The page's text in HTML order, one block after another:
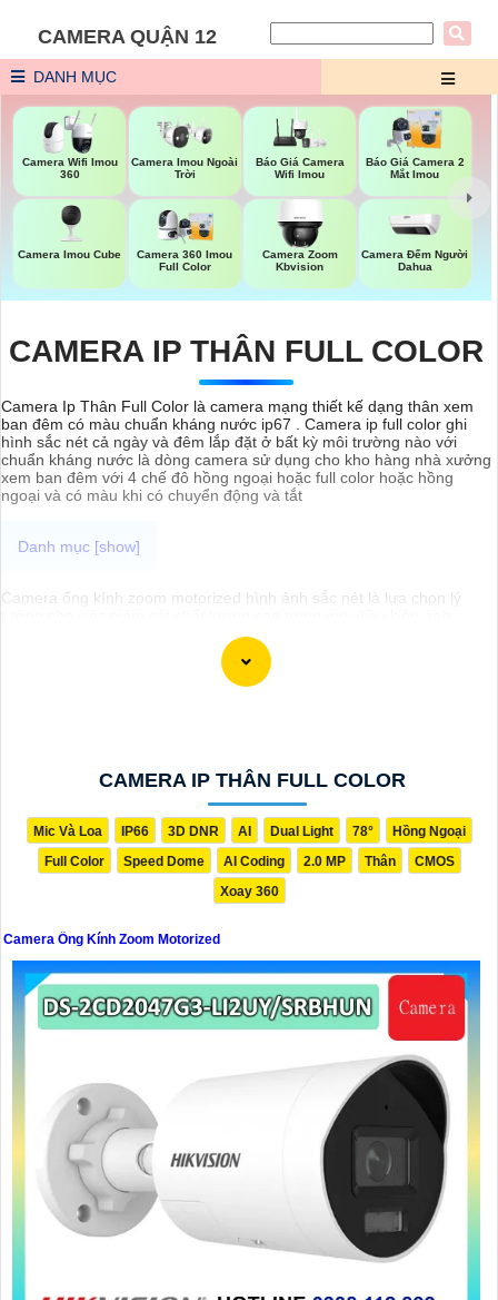
CAMERA QUẬN 12
DANH MỤC
Camera Wifi Imou
360
Camera Imou Ngoài
Trời
Báo Giá Camera
Wifi Imou
Báo Giá Camera 2
Mắt Imou
Camera Imou Cube
Camera 360 Imou
Full Color
Camera Zoom
Kbvision
Camera Đếm Người
Dahua
CAMERA IP THÂN FULL COLOR
Camera Ip Thân Full Color là camera mạng thiết kế dạng thân xem
ban đêm có màu chuẩn kháng nước ip67 . Camera ip full color ghi
hình sắc nét cả ngày và đêm lắp đặt ở bất kỳ môi trường nào với
chuẩn kháng nước là dòng camera sử dụng cho kho hàng nhà xưởng
xem ban đêm với 4 chế đô hồng ngoại hoặc full color hoặc hồng
ngoại và có màu khi có chuyển động và tắt
Camera ống kính zoom motorized hình ảnh sắc nét là lựa chọn lý
sáng. Với chức năng zoom motorized, bạn có thể điều chỉnh tiêu cự
của ống kính một cách linh hoạt và dễ dàng từ xa, giúp quan sát các
vị trí xa gần một cách chính xác và rõ ràng. Hình ảnh từ camera này
sắc nét và chi tiết, giúp bạn dễ dàng nhận diện và phân biệt chi tiết
CAMERA IP THÂN FULL COLOR
Mic Và Loa IP66 3D DNR AI Dual Light 78°
Hồng Ngoại
Full Color
Speed Dome AI Coding 2.0 MP Thân
CMOS
Xoay 360
Camera Ống Kính Zoom Motorized